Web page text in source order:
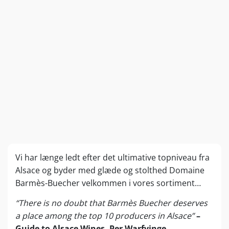
Vi har længe ledt efter det ultimative topniveau fra
Alsace og byder med glæde og stolthed Domaine
Barmès-Buecher velkommen i vores sortiment…
“There is no doubt that Barmès Buecher deserves
a place among the top 10 producers in Alsace”–